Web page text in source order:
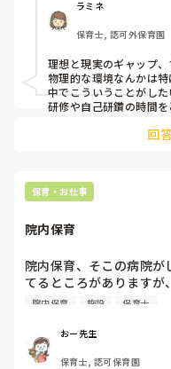
ラミネ
保育士, 認可外保育園
理想と現実のギャップ
物理的な環境なんかは
中でこういうことがし
研修や自己研鑽の時間
経験を重ねていくごと
たい保育ができて環境も
ことが多くて、本当にス
回
保育・お仕事
院内保育
院内保育、そこの病院が
てるところがありますが
その病院がもしもなく
りますよね…？
院内保育 施設 保育士
おー先生
保育士, 認可保育園